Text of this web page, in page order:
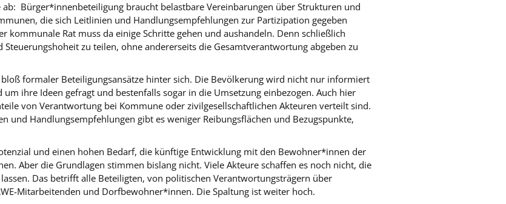
ab: Bürger*innenbeteiligung braucht belastbare Vereinbarungen über Strukturen und
die sich Leitlinien und Handlungsempfehlungen zur Partizipation gegeben
kommunale Rat muss da einige Schritte gehen und aushandeln. Denn schließlich
Steuerungshoheit zu teilen, ohne andererseits die Gesamtverantwortung abgeben zu
formaler Beteiligungsansätze hinter sich. Die Bevölkerung wird nicht nur informiert
ihre Ideen gefragt und bestenfalls sogar in die Umsetzung einbezogen. Auch hier
von Verantwortung bei Kommune oder zivilgesellschaftlichen Akteuren verteilt sind.
und Handlungsempfehlungen gibt es weniger Reibungsflächen und Bezugspunkte,
und einen hohen Bedarf, die künftige Entwicklung mit den Bewohner*innen der
Aber die Grundlagen stimmen bislang nicht. Viele Akteure schaffen es noch nicht, die
Das betrifft alle Beteiligten, von politischen Verantwortungsträgern über
Mitarbeitenden und Dorfbewohner*innen. Die Spaltung ist weiter hoch.